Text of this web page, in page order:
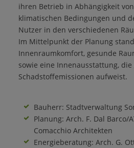
ihren Betrieb in Abhängigkeit
klimatischen Bedingungen und
Nutzer in den verschiedenen
Im Mittelpunkt der Planung
Innenraumkomfort, gesunde
sowie eine Innenausstattung, die
Schadstoffemissionen aufweist.
Bauherr: Stadtverwaltung
Planung: Arch. F. Dal Barco/
Comacchio Architekten
Energieberatung: Arch. G.